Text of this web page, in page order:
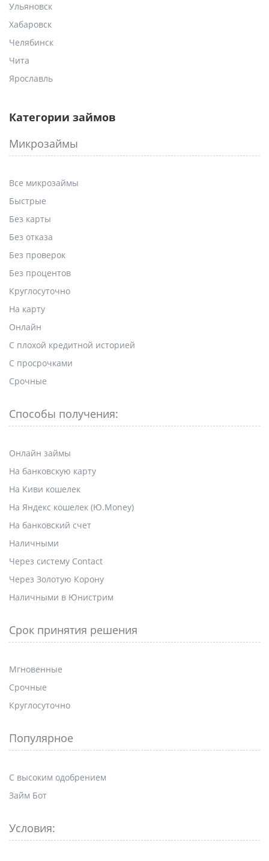
Ульяновск
Хабаровск
Челябинск
Чита
Ярославль
Категории займов
Микрозаймы
Все микрозаймы
Быстрые
Без карты
Без отказа
Без проверок
Без процентов
Круглосуточно
На карту
Онлайн
С плохой кредитной историей
С просрочками
Срочные
Способы получения:
Онлайн займы
На банковскую карту
На Киви кошелек
На Яндекс кошелек (Ю.Money)
На банковский счет
Наличными
Через систему Contact
Через Золотую Корону
Наличными в Юнистрим
Срок принятия решения
Мгновенные
Срочные
Круглосуточно
Популярное
С высоким одобрением
Займ Бот
Условия: